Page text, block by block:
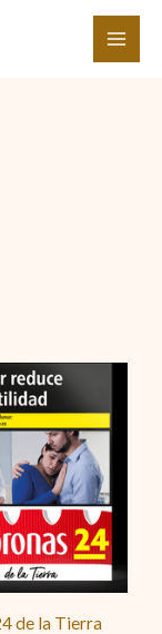
de la Tierra